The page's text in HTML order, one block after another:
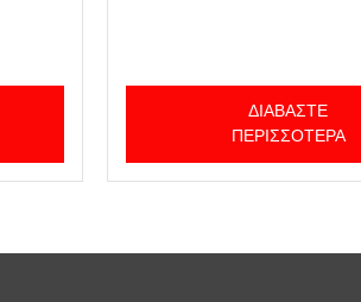
ΔΙΑΒΆΣΤΕ
ΠΕΡΙΣΣΌΤΕΡΑ